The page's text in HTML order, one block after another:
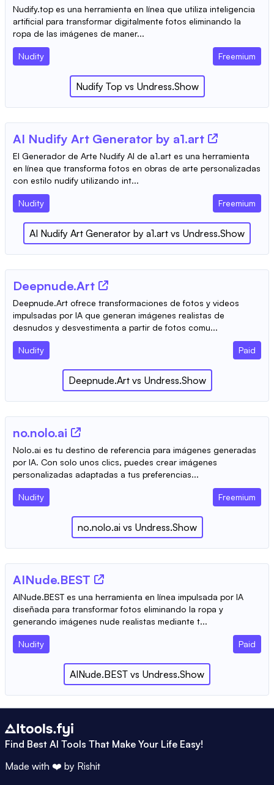
Nudify.top es una herramienta en línea que utiliza inteligencia
artificial para transformar digitalmente fotos eliminando la
ropa de las imágenes de maner...
Nudity Freemium
Nudify Top vs Undress.Show
AI Nudify Art Generator by a1.art
El Generador de Arte Nudify AI de a1.art es una herramienta
en línea que transforma fotos en obras de arte personalizadas
con estilo nudify utilizando int...
Nudity Freemium
AI Nudify Art Generator by a1.art vs Undress.Show
Deepnude.Art
Deepnude.Art ofrece transformaciones de fotos y videos
impulsadas por IA que generan imágenes realistas de
desnudos y desvestimenta a partir de fotos comu...
Nudity Paid
Deepnude.Artvs Undress.Show
no.nolo.ai
Nolo.ai es tu destino de referencia para imágenes generadas
por IA. Con solo unos clics, puedes crear imágenes
personalizadas adaptadas a tus preferencias...
Nudity Freemium
no.nolo.ai vs Undress.Show
AINude.BEST
AINude.BEST es una herramienta en línea impulsada por IA
diseñada para transformar fotos eliminando la ropa y
generando imágenes nude realistas mediante t...
Nudity Paid
AINude.BEST vs Undress.Show
Find Best AI Tools That Make Your Life Easy!
Made with ❤️ by Rishit